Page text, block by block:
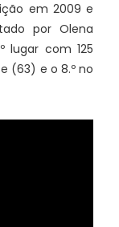
em 2009 e
por Olena
lugar com 125
(63) e o 8.º no